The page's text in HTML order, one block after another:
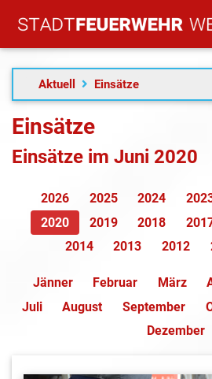
Aktuell Einsätze
Einsätze
Einsätze im Juni 2020
2026 2025 2024
2020
2019 2018
2014
2013 2012
Jänner Februar März
Juli
August September
Dezember